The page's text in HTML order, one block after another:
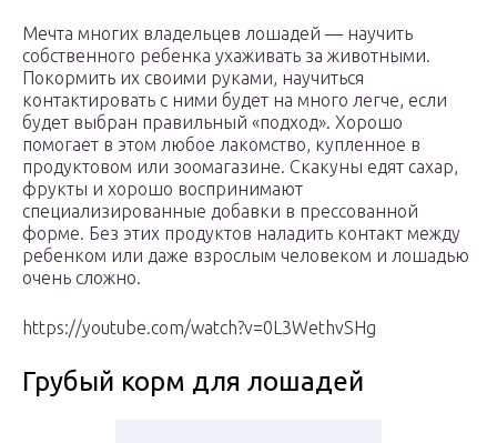
Мечта многих владельцев лошадей — научить
собственного ребенка ухаживать за животными.
Покормить их своими руками, научиться
контактировать с ними будет на много легче, если
будет выбран правильный «подход». Хорошо
помогает в этом любое лакомство, купленное в
продуктовом или зоомагазине. Скакуны едят сахар,
фрукты и хорошо воспринимают
специализированные добавки в прессованной
форме. Без этих продуктов наладить контакт между
ребенком или даже взрослым человеком и лошадью
очень сложно.
https://youtube.com/watch?v=0L3WethvSHg
Грубый корм для лошадей